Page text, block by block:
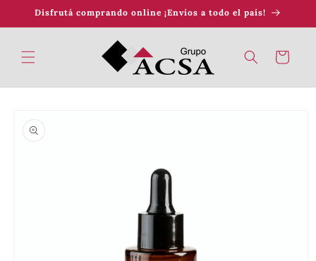
directamente
al contenido
Disfrutá comprando online ¡Envíos a todo el país!
Carrito
a la
información